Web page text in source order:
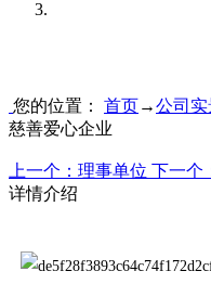
您的位置： 首页→公司实
慈善爱心企业
上一个：理事单位 下一个
详情介绍